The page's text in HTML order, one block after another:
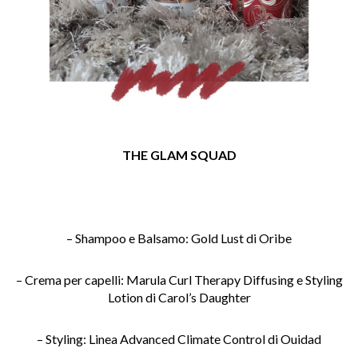
THE GLAM SQUAD
– Shampoo e Balsamo: Gold Lust di Oribe
– Crema per capelli: Marula Curl Therapy Diffusing e Styling
Lotion di Carol’s Daughter
– Styling: Linea Advanced Climate Control di Ouidad